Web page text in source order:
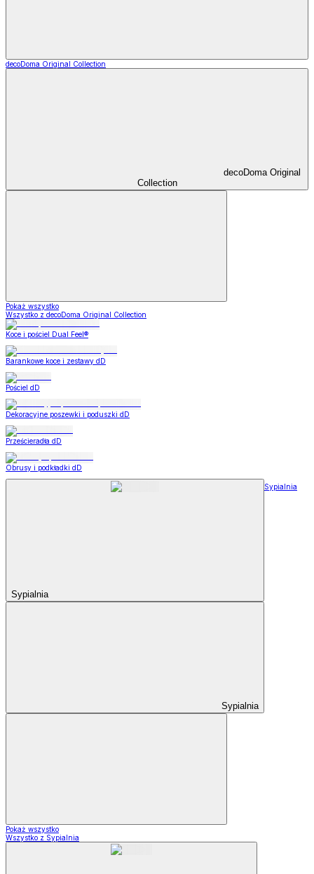
decoDoma Original Collection
decoDoma Original
Collection
Pokaż wszystko
Wszystko z decoDoma Original Collection
Koce i pościel Dual Feel®
Barankowe koce i zestawy dD
Pościel dD
Dekoracyjne poszewki i poduszki dD
Prześcieradła dD
Obrusy i podkładki dD
Sypialnia
Sypialnia
Sypialnia
Pokaż wszystko
Wszystko z Sypialnia